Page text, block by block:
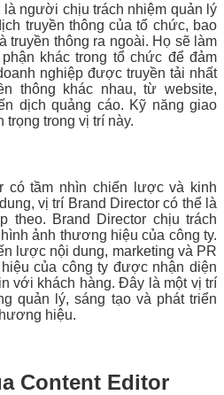
là người chịu trách nhiệm quản lý
truyền thông của tổ chức, bao
truyền thông ra ngoài. Họ sẽ làm
khác trong tổ chức để đảm
nghiệp được truyền tải nhất
thông khác nhau, từ website,
dịch quảng cáo. Kỹ năng giao
trọng trong vị trí này.
có tầm nhìn chiến lược và kinh
vị trí Brand Director có thể là
theo. Brand Director chịu trách
ảnh thương hiệu của công ty.
lược nội dung, marketing và PR
của công ty được nhận diện
với khách hàng. Đây là một vị trí
quản lý, sáng tạo và phát triển
hiệu.
Content Editor